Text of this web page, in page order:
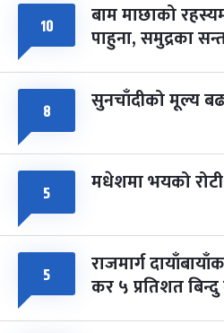
८
सोम
फागुपूर्णिमा
चैत्र ८, २०८३- Mar 22, 2027
१० बाम माछाको
पाहुना, समुद्रका
८ सुनचाँदीको मूल्य
५ मधेशमा भयको
५ राजमार्ग
कर ५ प्रतिशत